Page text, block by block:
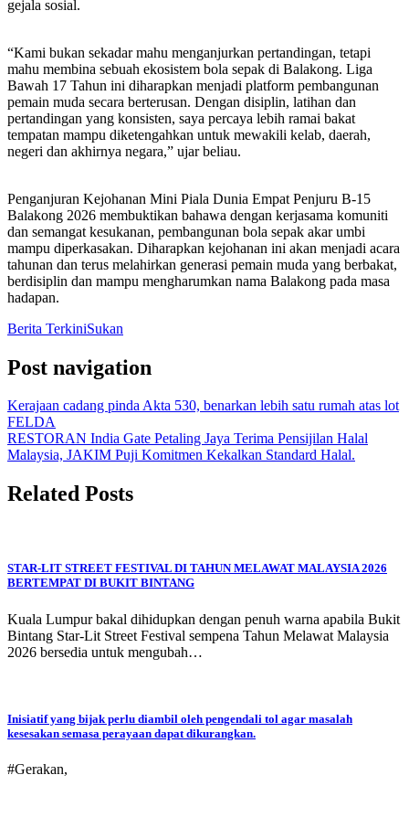
gejala sosial.
“Kami bukan sekadar mahu menganjurkan pertandingan, tetapi
mahu membina sebuah ekosistem bola sepak di Balakong. Liga
Bawah 17 Tahun ini diharapkan menjadi platform pembangunan
pemain muda secara berterusan. Dengan disiplin, latihan dan
pertandingan yang konsisten, saya percaya lebih ramai bakat
tempatan mampu diketengahkan untuk mewakili kelab, daerah,
negeri dan akhirnya negara,” ujar beliau.
Penganjuran Kejohanan Mini Piala Dunia Empat Penjuru B-15
Balakong 2026 membuktikan bahawa dengan kerjasama komuniti
dan semangat kesukanan, pembangunan bola sepak akar umbi
mampu diperkasakan. Diharapkan kejohanan ini akan menjadi acara
tahunan dan terus melahirkan generasi pemain muda yang berbakat,
berdisiplin dan mampu mengharumkan nama Balakong pada masa
hadapan.
Berita TerkiniSukan
Post navigation
Kerajaan cadang pinda Akta 530, benarkan lebih satu rumah atas lot
FELDA
RESTORAN India Gate Petaling Jaya Terima Pensijilan Halal
Malaysia, JAKIM Puji Komitmen Kekalkan Standard Halal.
Related Posts
STAR-LIT STREET FESTIVAL DI TAHUN MELAWAT MALAYSIA 2026
BERTEMPAT DI BUKIT BINTANG
Kuala Lumpur bakal dihidupkan dengan penuh warna apabila Bukit
Bintang Star-Lit Street Festival sempena Tahun Melawat Malaysia
2026 bersedia untuk mengubah…
Inisiatif yang bijak perlu diambil oleh pengendali tol agar masalah
kesesakan semasa perayaan dapat dikurangkan.
#Gerakan,